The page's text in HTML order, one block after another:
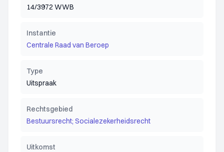
14/3972 WWB
Instantie
Centrale Raad van Beroep
Type
Uitspraak
Rechtsgebied
Bestuursrecht; Socialezekerheidsrecht
Uitkomst